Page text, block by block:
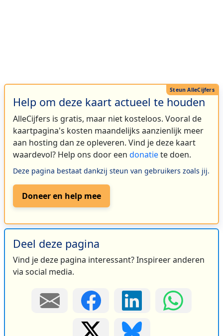
Help om deze kaart actueel te houden
AlleCijfers is gratis, maar niet kosteloos. Vooral de
kaartpagina's kosten maandelijks aanzienlijk meer
aan hosting dan ze opleveren. Vind je deze kaart
waardevol? Help ons door een donatiete doen.
Deze pagina bestaat dankzij steun van gebruikers zoals jij.
Doneer en help mee
Deel deze pagina
Vind je deze pagina interessant? Inspireer anderen
via social media.